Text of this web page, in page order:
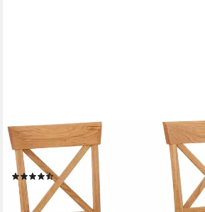
OTTO HOME
Esszimmerstuhl Tatra (Set, 2 St),
Set, Küchenstuhl Landhaus
(160)
ab 242,40 € UVP
317,10 €
(121,20 €/ 1 Stk)